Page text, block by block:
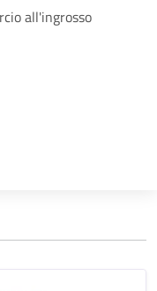
all'ingrosso